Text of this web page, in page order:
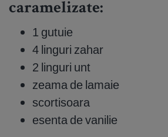
caramelizate:
1 gutuie
4 linguri zahar
2 linguri unt
zeama de lamaie
scortisoara
esenta de vanilie